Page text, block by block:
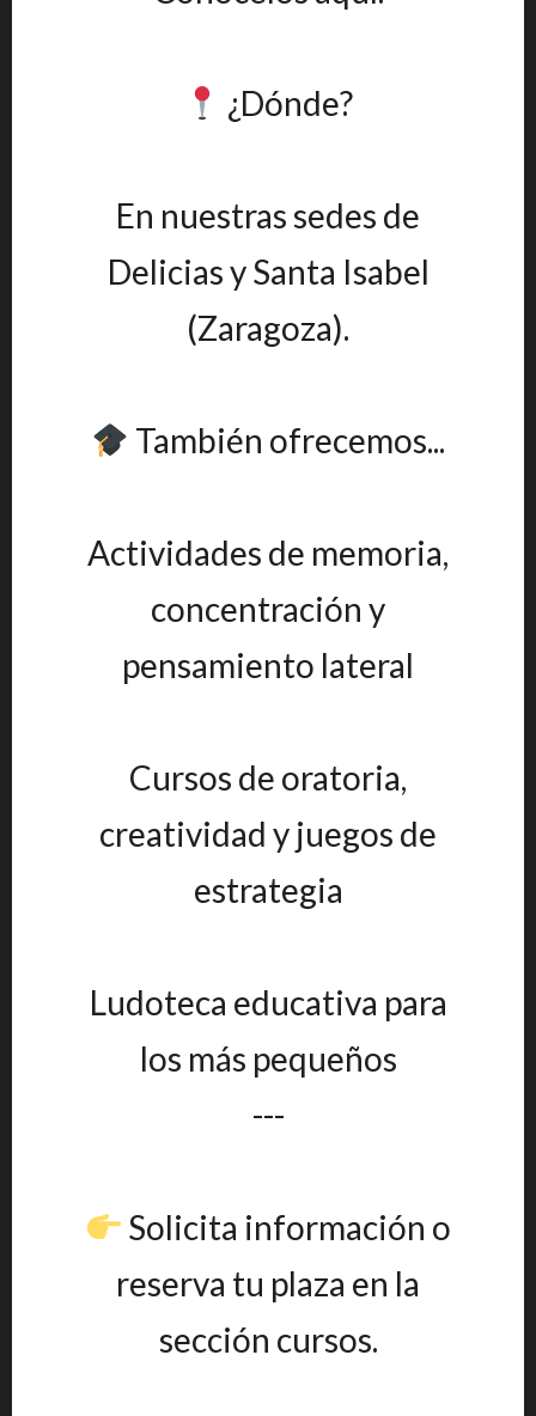
¿Dónde?
En nuestras sedes de
Delicias y Santa Isabel
(Zaragoza).
También ofrecemos...
Actividades de memoria,
concentración y
pensamiento lateral
Cursos de oratoria,
creatividad y juegos de
estrategia
Ludoteca educativa para
los más pequeños
---
Solicita información o
reserva tu plaza en la
sección cursos.